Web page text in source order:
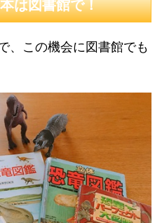
は図書館で！
、この機会に図書館でも